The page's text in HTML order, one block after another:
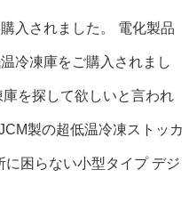
入されました。 電化製品
冷凍庫をご購入されまし
を探して欲しいと言われ
製の超低温冷凍ストッカ
困らない小型タイプ デジ